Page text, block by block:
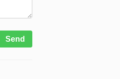
Send